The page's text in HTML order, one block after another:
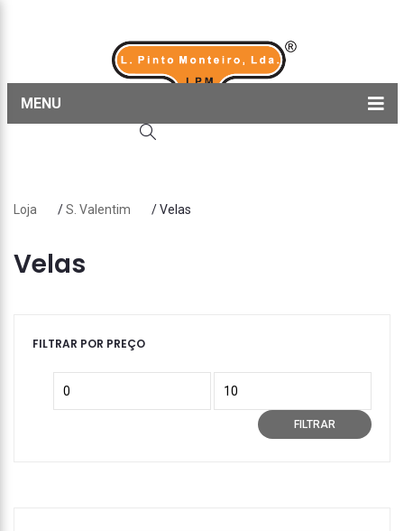
MENU
Sobre nós
Blog
Loja /S. Valentim / Velas
Velas
FILTRAR POR PREÇO
Preço
Preço
máximo
FILTRAR